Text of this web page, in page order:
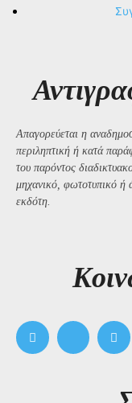
Απαγορεύεται η
περιληπτική ή κατά
του παρόντος
μηχανικό, φωτοτυπικό ή
εκδότη.